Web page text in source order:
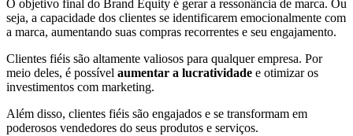
O objetivo final do Brand Equity é gerar a ressonância de marca. Ou
seja, a capacidade dos clientes se identificarem emocionalmente com
a marca, aumentando suas compras recorrentes e seu engajamento.
Clientes fiéis são altamente valiosos para qualquer empresa. Por
meio deles, é possível aumentar a lucratividade e otimizar os
investimentos com marketing.
Além disso, clientes fiéis são engajados e se transformam em
poderosos vendedores do seus produtos e serviços.